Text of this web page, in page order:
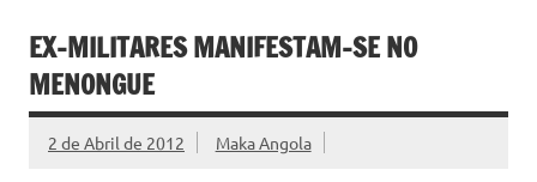
EX-MILITARES MANIFESTAM-SE NO
MENONGUE
2 de Abril de 2012 Maka Angola